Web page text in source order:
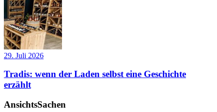
29. Juli 2026
Tradis: wenn der Laden selbst eine Geschichte
erzählt
AnsichtsSachen